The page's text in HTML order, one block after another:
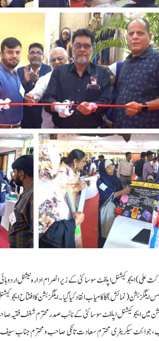
علی) ایجوکیشنل اپلفٹ سوسائٹی کے زیر انصرام ادارہ نیشنل اردو
( نمائش) کا کامیاب انقاد کیا گیا ۔ایکگزبشن کا افتتاح
میں ایجوکیشنل اپلفٹ سوسائٹی کے نائب صدر محترم شغف فقیہ
سیکریٹری محترم سعادت تانکی صاحب و محترم جناب